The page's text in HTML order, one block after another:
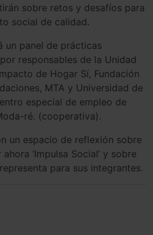
sobre retos y desafíos para
social de calidad.
un panel de prácticas
responsables de la Unidad
de Hogar Sí, Fundación
MTA y Universidad de
especial de empleo de
ré. (cooperativa).
un espacio de reflexión sobre
‘Impulsa Social’ y sobre
para sus integrantes.